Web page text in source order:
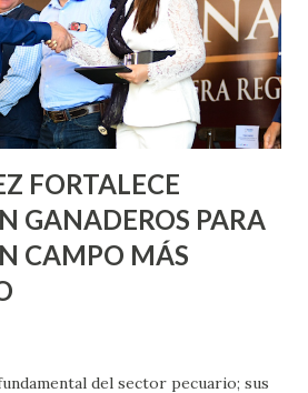
Villas de Nuestra Señora de la
y Decreto 27 de Septiembre, en
Ojo de Agua, en la comunidad
en los edificios de...
FORTALECE
GANADEROS PARA
CAMPO MÁS
del sector pecuario; sus